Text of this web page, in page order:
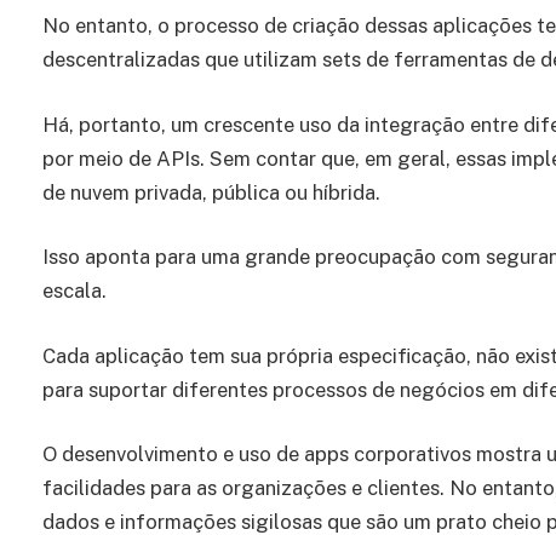
No entanto, o processo de criação dessas aplicações
descentralizadas que utilizam sets de ferramentas de
Há, portanto, um crescente uso da integração entre
por meio de APIs. Sem contar que, em geral, essas
de nuvem privada, pública ou híbrida.
Isso aponta para uma grande preocupação com
escala.
Cada aplicação tem sua própria especificação, não
para suportar diferentes processos de negócios em
O desenvolvimento e uso de apps corporativos mostra
facilidades para as organizações e clientes. No
dados e informações sigilosas que são um prato cheio